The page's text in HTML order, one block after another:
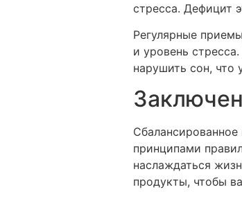
стресса. Дефицит
Регулярные
и уровень
нарушить сон, что
принципами
наслаждаться
продукты, чтобы